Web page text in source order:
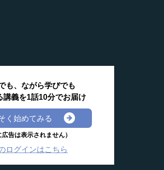
も、ながら学びでも
講義を1話10分でお届け
く始めてみる
広告は表示されません）
ログインはこちら